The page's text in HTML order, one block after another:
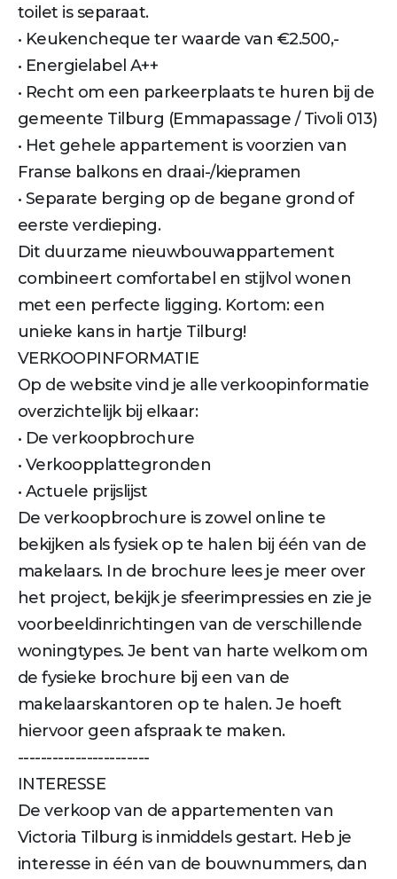
toilet is separaat.
• Keukencheque ter waarde van €2.500,-
• Energielabel A++
• Recht om een parkeerplaats te huren bij de
gemeente Tilburg (Emmapassage / Tivoli 013)
• Het gehele appartement is voorzien van
Franse balkons en draai-/kiepramen
• Separate berging op de begane grond of
eerste verdieping.
Dit duurzame nieuwbouwappartement
combineert comfortabel en stijlvol wonen
met een perfecte ligging. Kortom: een
unieke kans in hartje Tilburg!
VERKOOPINFORMATIE
Op de website vind je alle verkoopinformatie
overzichtelijk bij elkaar:
• De verkoopbrochure
• Verkoopplattegronden
• Actuele prijslijst
De verkoopbrochure is zowel online te
bekijken als fysiek op te halen bij één van de
makelaars. In de brochure lees je meer over
het project, bekijk je sfeerimpressies en zie je
voorbeeldinrichtingen van de verschillende
woningtypes. Je bent van harte welkom om
de fysieke brochure bij een van de
makelaarskantoren op te halen. Je hoeft
hiervoor geen afspraak te maken.
-----------------------
INTERESSE
De verkoop van de appartementen van
Victoria Tilburg is inmiddels gestart. Heb je
interesse in één van de bouwnummers, dan